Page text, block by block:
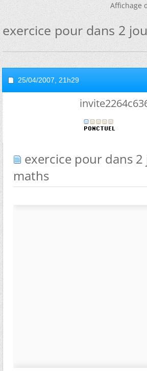
Affichage
exercice pour dans 2
25/04/2007, 21h29
exercice pour dans
maths